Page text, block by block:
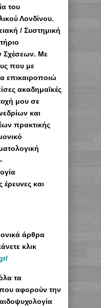
του
Λονδίνου.
/ Συστημική
Σχέσεων. Με
που με
επικαιροποιώ
ακαδημαϊκές
μου σε
και
πρακτικής
έρευνες και
άρθρα
κλικ
τα
αφορούν την